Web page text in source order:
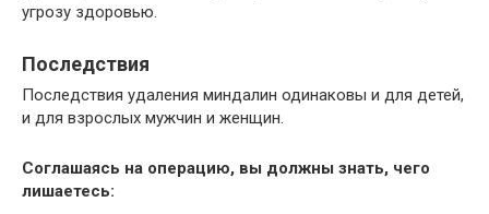
угрозу здоровью.
Последствия
Последствия удаления миндалин одинаковы и для детей,
и для взрослых мужчин и женщин.
Соглашаясь на операцию, вы должны знать, чего
лишаетесь: